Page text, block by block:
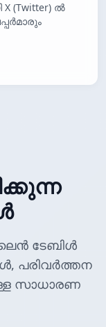
(Twitter) ൽ
ടേബിൾ
പരിവർത്തന
സാധാരണ